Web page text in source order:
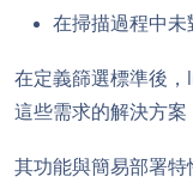
在掃描過程中
在定義篩選標準後，
這些需求的解決方案
其功能與簡易部署